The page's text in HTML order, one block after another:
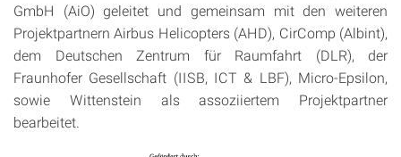
GmbH (AiO) geleitet und gemeinsam mit den weiteren
Projektpartnern Airbus Helicopters (AHD), CirComp (Albint),
dem Deutschen Zentrum für Raumfahrt (DLR), der
Fraunhofer Gesellschaft (IISB, ICT & LBF), Micro-Epsilon,
sowie Wittenstein als assoziiertem Projektpartner
bearbeitet.